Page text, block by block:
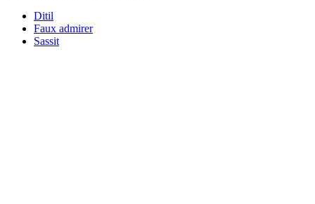
Ditil
Faux admirer
Sassit